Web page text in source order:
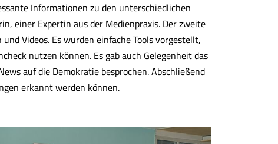
Informationen zu den unterschiedlichen
einer Expertin aus der Medienpraxis. Der zweite
Videos. Es wurden einfache Tools vorgestellt,
nutzen können. Es gab auch Gelegenheit das
auf die Demokratie besprochen. Abschließend
erkannt werden können.